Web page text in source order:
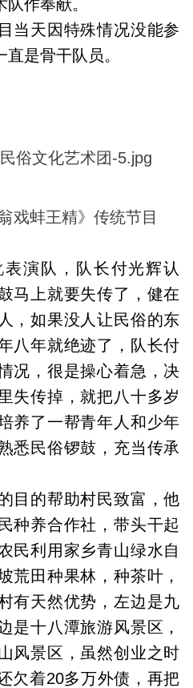
作奉献。
当天因特殊情况没能参
是骨干队员。
戏蚌王精》传统节目
表演队，队长付光辉认
马上就要失传了，健在
，如果没人让民俗的东
八年就绝迹了，队长付
况，很是操心着急，决
失传掉，就把八十多岁
养了一帮青年人和少年
悉民俗锣鼓，充当传承
目的帮助村民致富，他
种养合作社，带头干起
民利用家乡青山绿水自
荒田种果林，种茶叶，
有天然优势，左边是九
是十八潭旅游风景区，
风景区，虽然创业之时
欠着20多万外债，再把